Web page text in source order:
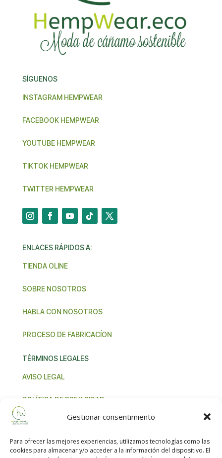
Gestionar consentimiento
Para ofrecer las mejores experiencias, utilizamos tecnologías como las
cookies para almacenar y/o acceder a la información del dispositivo. El
SÍGUENOS
INSTAGRAM HEMPWEAR
FACEBOOK HEMPWEAR
YOUTUBE HEMPWEAR
TIKTOK HEMPWEAR
TWITTER HEMPWEAR
ENLACES RÁPIDOS A:
TIENDA OLINE
SOBRE NOSOTROS
HABLA CON NOSOTROS
PROCESO DE FABRICACÍON
TÉRMINOS LEGALES
AVISO LEGAL
POLÍTICA DE PRIVACIDAD
TÉRMINOS Y CONDICIONES
NORMA IVA UNIÓN EUROPEA